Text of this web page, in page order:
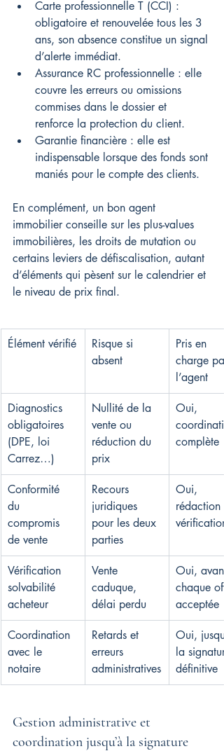
Carte professionnelle T (CCI) :
obligatoire et renouvelée tous les 3
ans, son absence constitue un signal
d’alerte immédiat.
Assurance RC professionnelle : elle
couvre les erreurs ou omissions
commises dans le dossier et
renforce la protection du client.
Garantie financière : elle est
indispensable lorsque des fonds sont
maniés pour le compte des clients.
En complément, un bon agent
immobilier conseille sur les plus-values
immobilières, les droits de mutation ou
certains leviers de défiscalisation, autant
d’éléments qui pèsent sur le calendrier et
le niveau de prix final.
Élément vérifié
Risque si
absent
Pris en
charge par
l’agent
Diagnostics
obligatoires
(DPE, loi
Carrez…)
Nullité de la
vente ou
réduction du
prix
Oui,
complète
Conformité
du
compromis
de vente
Recours
juridiques
pour les deux
parties
Oui,
rédaction
vérification
Vérification
solvabilité
acheteur
Vente
caduque,
délai perdu
Oui, avant
chaque
acceptée
Coordination
avec le
notaire
Retards et
erreurs
administratives
Oui,
la
définitive
Gestion administrative et
coordination jusqu’à la signature